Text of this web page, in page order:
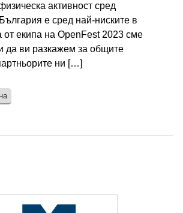
активност сред
е сред най-ниските в
от екипа на OpenFest 2023 сме
да ви разкажем за общите
ни […]